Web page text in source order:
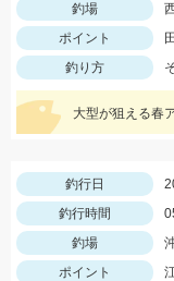
釣場
ポイント
釣り方
大型が狙える春
釣行日
釣行時間
釣場
ポイント